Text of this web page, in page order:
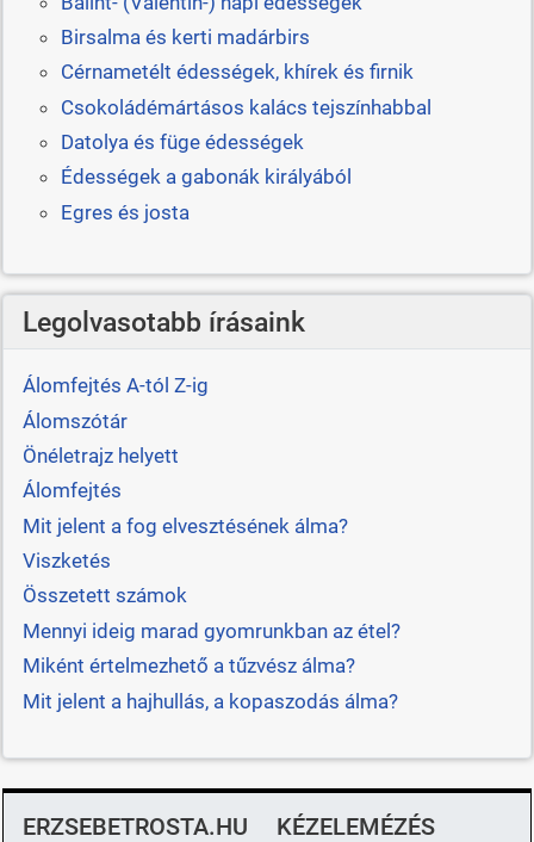
Birsalma és kerti madárbirs
Cérnametélt édességek, khírek és firnik
Csokoládémártásos kalács tejszínhabbal
Datolya és füge édességek
Édességek a gabonák királyából
Egres és josta
Legolvasotabb írásaink
Álomfejtés A-tól Z-ig
Álomszótár
Önéletrajz helyett
Álomfejtés
Mit jelent a fog elvesztésének álma?
Viszketés
Összetett számok
Mennyi ideig marad gyomrunkban az étel?
Miként értelmezhető a tűzvész álma?
Mit jelent a hajhullás, a kopaszodás álma?
ERZSEBETROSTA.HU KÉZELEMÉZÉS